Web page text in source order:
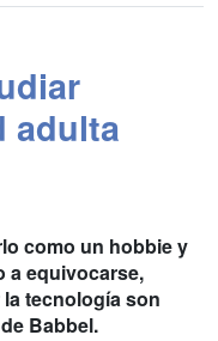
adulta
como un hobbie y
a equivocarse,
tecnología son
Babbel.